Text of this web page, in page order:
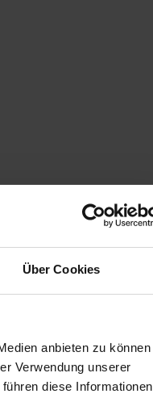
Über Cookies
anbieten zu können
Verwendung unserer
diese Informationen